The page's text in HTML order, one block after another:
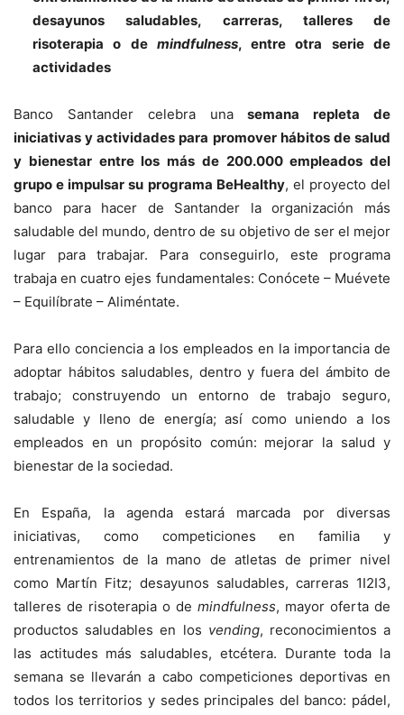
desayunos saludables, carreras, talleres de
risoterapia o de mindfulness, entre otra serie de
actividades
Banco Santander celebra una semana repleta de
iniciativas y actividades para promover hábitos de salud
y bienestar entre los más de 200.000 empleados del
grupo e impulsar su programa BeHealthy, el proyecto del
banco para hacer de Santander la organización más
saludable del mundo, dentro de su objetivo de ser el mejor
lugar para trabajar. Para conseguirlo, este programa
trabaja en cuatro ejes fundamentales: Conócete – Muévete
– Equilíbrate – Aliméntate.
Para ello conciencia a los empleados en la importancia de
adoptar hábitos saludables, dentro y fuera del ámbito de
trabajo; construyendo un entorno de trabajo seguro,
saludable y lleno de energía; así como uniendo a los
empleados en un propósito común: mejorar la salud y
bienestar de la sociedad.
En España, la agenda estará marcada por diversas
iniciativas, como competiciones en familia y
entrenamientos de la mano de atletas de primer nivel
como Martín Fitz; desayunos saludables, carreras 1I2I3,
talleres de risoterapia o de mindfulness, mayor oferta de
productos saludables en los vending, reconocimientos a
las actitudes más saludables, etcétera. Durante toda la
semana se llevarán a cabo competiciones deportivas en
todos los territorios y sedes principales del banco: pádel,